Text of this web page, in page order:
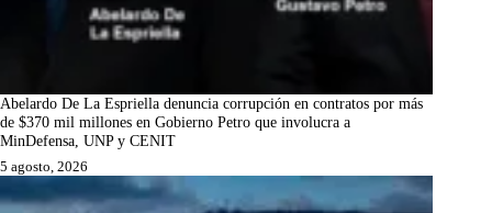
Abelardo De La Espriella denuncia corrupción en contratos por más
de $370 mil millones en Gobierno Petro que involucra a
MinDefensa, UNP y CENIT
5 agosto, 2026